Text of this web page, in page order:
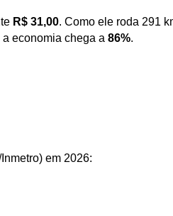
R$ 31,00. Como ele roda 291
economia chega a 86%.
em 2026: